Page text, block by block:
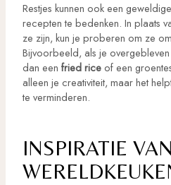
Restjes kunnen ook een
recepten te bedenken. In plaats
ze zijn, kun je proberen om ze
Bijvoorbeeld, als je
dan een fried riceof een
alleen je creativiteit, maar het
te verminderen.
INSPIRATIE